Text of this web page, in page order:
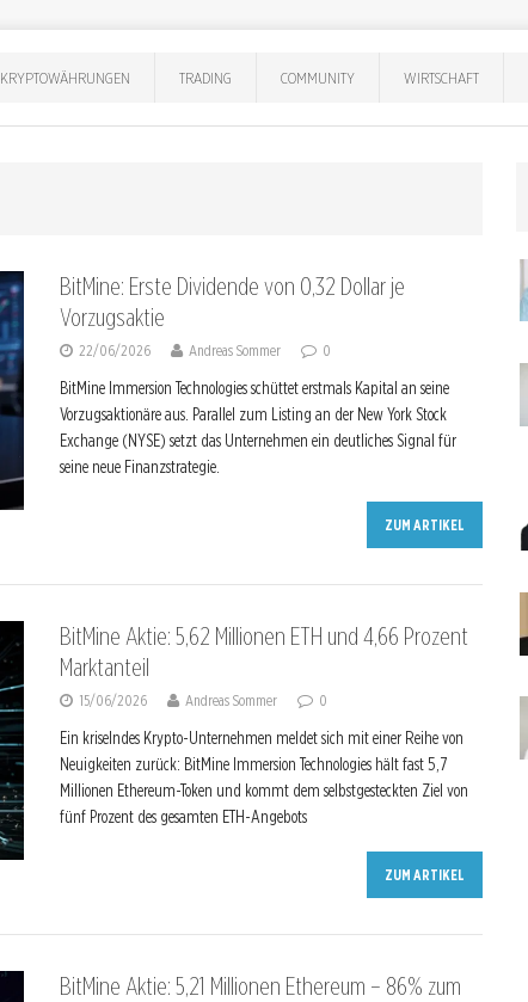
KRYPTOWÄHRUNGEN TRADING COMMUNITY WIRTSCHAFT
BitMine: Erste Dividende von 0,32 Dollar je
Vorzugsaktie
22/06/2026 Andreas Sommer 0
BitMine Immersion Technologies schüttet erstmals Kapital an seine
Vorzugsaktionäre aus. Parallel zum Listing an der New York Stock
Exchange (NYSE) setzt das Unternehmen ein deutliches Signal für
seine neue Finanzstrategie.
ZUM ARTIKEL
BitMine Aktie: 5,62 Millionen ETH und 4,66 Prozent
Marktanteil
15/06/2026 Andreas Sommer 0
Ein kriselndes Krypto-Unternehmen meldet sich mit einer Reihe von
Neuigkeiten zurück: BitMine Immersion Technologies hält fast 5,7
Millionen Ethereum-Token und kommt dem selbstgesteckten Ziel von
fünf Prozent des gesamten ETH-Angebots
ZUM ARTIKEL
BitMine Aktie: 5,21 Millionen Ethereum – 86% zum